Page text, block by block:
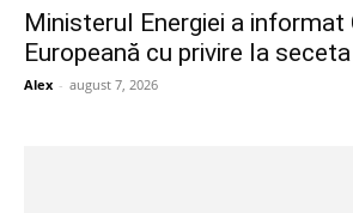
Ministerul Energiei a informat
Europeană cu privire la
Alex - august 7, 2026